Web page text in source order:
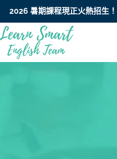
2026 暑期課程現正火熱招生！